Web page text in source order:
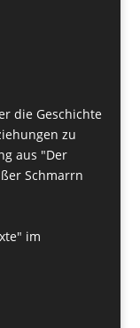
die Geschichte
zu
aus "Der
Schmarrn
im